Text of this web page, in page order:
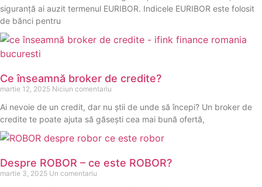
siguranță ai auzit termenul EURIBOR. Indicele EURIBOR este folosit
de bănci pentru
Ce înseamnă broker de credite?
martie 12, 2025 Niciun comentariu
Ai nevoie de un credit, dar nu știi de unde să începi? Un broker de
credite te poate ajuta să găsești cea mai bună ofertă,
Despre ROBOR – ce este ROBOR?
martie 3, 2025 Un comentariu